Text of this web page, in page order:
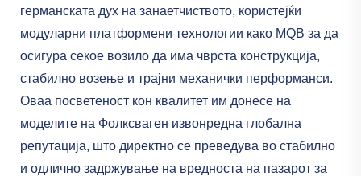
германската дух на занаетчиството, користејќи
модуларни платформени технологии како MQB за да
осигура секое возило да има чврста конструкција,
стабилно возење и трајни механички перформанси.
Оваа посветеност кон квалитет им донесе на
моделите на Фолксваген извонредна глобална
репутација, што директно се преведува во стабилно
и одлично задржување на вредноста на пазарот за